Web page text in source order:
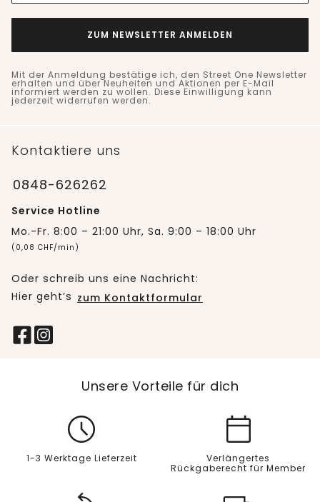
ZUM NEWSLETTER ANMELDEN
Mit der Anmeldung bestätige ich, den Street One Newsletter
erhalten und über Neuheiten und Aktionen per E-Mail
informiert werden zu wollen. Diese Einwilligung kann
jederzeit widerrufen werden.
Kontaktiere uns
0848-626262
Service Hotline
Mo.-Fr. 8:00 – 21:00 Uhr, Sa. 9:00 – 18:00 Uhr
(0,08 CHF/min)
Oder schreib uns eine Nachricht:
Hier geht’s zum Kontaktformular
Unsere Vorteile für dich
1-3 Werktage Lieferzeit
Verlängertes
Rückgaberecht für Member